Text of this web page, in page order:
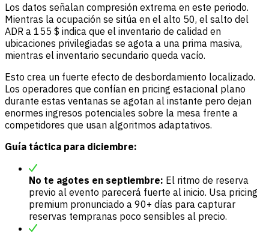
Los datos señalan compresión extrema en este periodo.
Mientras la ocupación se sitúa en el alto 50, el salto del
ADR a 155 $ indica que el inventario de calidad en
ubicaciones privilegiadas se agota a una prima masiva,
mientras el inventario secundario queda vacío.
Esto crea un fuerte efecto de desbordamiento localizado.
Los operadores que confían en pricing estacional plano
durante estas ventanas se agotan al instante pero dejan
enormes ingresos potenciales sobre la mesa frente a
competidores que usan algoritmos adaptativos.
Guía táctica para diciembre:
No te agotes en septiembre: El ritmo de reserva
previo al evento parecerá fuerte al inicio. Usa pricing
premium pronunciado a 90+ días para capturar
reservas tempranas poco sensibles al precio.